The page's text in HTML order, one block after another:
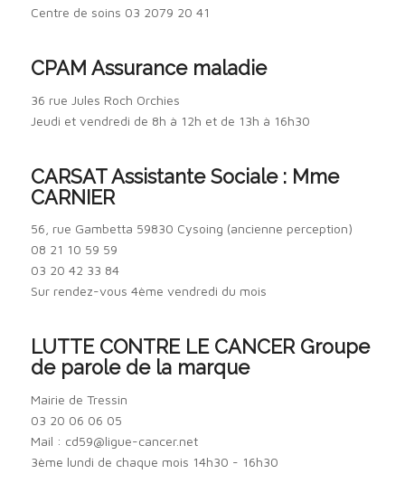
Centre de soins 03 2079 20 41
CPAM Assurance maladie
36 rue Jules Roch Orchies
Jeudi et vendredi de 8h à 12h et de 13h à 16h30
CARSAT Assistante Sociale : Mme
CARNIER
56, rue Gambetta 59830 Cysoing (ancienne perception)
08 21 10 59 59
03 20 42 33 84
Sur rendez-vous 4ème vendredi du mois
LUTTE CONTRE LE CANCER Groupe
de parole de la marque
Mairie de Tressin
03 20 06 06 05
Mail : cd59@ligue-cancer.net
3ème lundi de chaque mois 14h30 - 16h30